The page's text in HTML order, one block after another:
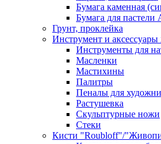
Бумага каменная
Бумага для
Грунт, проклейка
Инструмент и
Инструменты для
Масленки
Мастихины
Палитры
Пеналы для
Растушевка
Скульптурные ножи
Стеки
Кисти "Roubloff"/